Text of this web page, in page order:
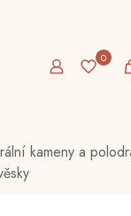
0
kameny a